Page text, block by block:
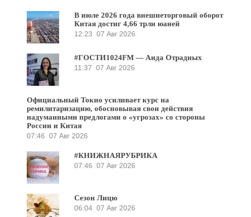
В июле 2026 года внешнеторговый оборот
Китая достиг 4,66 трлн юаней
12:23 07 Авг 2026
#ГОСТИ1024FM — Аида Отрадных
11:37 07 Авг 2026
Официальный Токио усиливает курс на
ремилитаризацию, обосновывая свои действия
надуманными предлогами о «угрозах» со стороны
России и Китая
07:46 07 Авг 2026
#КНИЖНАЯРУБРИКА
07:46 07 Авг 2026
Сезон Лицю
06:04 07 Авг 2026